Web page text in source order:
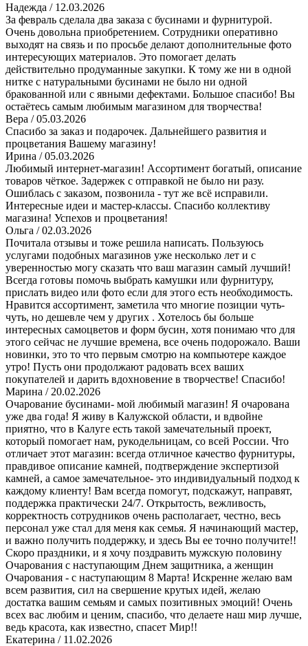
Надежда / 12.03.2026
За февраль сделала два заказа с бусинами и фурнитурой.
Очень довольна приобретением. Сотрудники оперативно
выходят на связь и по просьбе делают дополнительные фото
интересующих материалов. Это помогает делать
действительно продуманные закупки. К тому же ни в одной
нитке с натуральными бусинами не было ни одной
бракованной или с явными дефектами. Большое спасибо! Вы
остаётесь самым любимым магазином для творчества!
Вера / 05.03.2026
Спасибо за заказ и подарочек. Дальнейшего развития и
процветания Вашему магазину!
Ирина / 05.03.2026
Любимый интернет-магазин! Ассортимент богатый, описание
товаров чёткое. Задержек с отправкой не было ни разу.
Ошиблась с заказом, позвонила - тут же всë исправили.
Интересные идеи и мастер-классы. Спасибо коллективу
магазина! Успехов и процветания!
Ольга / 02.03.2026
Почитала отзывы и тоже решила написать. Пользуюсь
услугами подобных магазинов уже несколько лет и с
уверенностью могу сказать что ваш магазин самый лучший!
Всегда готовы помочь выбрать камушки или фурнитуру,
прислать видео или фото если для этого есть необходимость.
Нравится ассортимент, заметила что многие позиции чуть-
чуть, но дешевле чем у других . Хотелось бы больше
интересных самоцветов и форм бусин, хотя понимаю что для
этого сейчас не лучшие времена, все очень подорожало. Ваши
новинки, это то что первым смотрю на компьютере каждое
утро! Пусть они продолжают радовать всех ваших
покупателей и дарить вдохновение в творчестве! Спасибо!
Марина / 20.02.2026
Очарование бусинами- мой любимый магазин! Я очарована
уже два года! Я живу в Калужской области, и вдвойне
приятно, что в Калуге есть такой замечательный проект,
который помогает нам, рукодельницам, со всей России. Что
отличает этот магазин: всегда отличное качество фурнитуры,
правдивое описание камней, подтверждение экспертизой
камней, а самое замечательное- это индивидуальный подход к
каждому клиенту! Вам всегда помогут, подскажут, направят,
поддержка практически 24/7. Открытость, вежливость,
корректность сотрудников очень располагает, честно, весь
персонал уже стал для меня как семья. Я начинающий мастер,
и важно получить поддержку, и здесь Вы ее точно получите!!
Скоро праздники, и я хочу поздравить мужскую половину
Очарования с наступающим Днем защитника, а женщин
Очарования - с наступающим 8 Марта! Искренне желаю вам
всем развития, сил на свершение крутых идей, желаю
достатка вашим семьям и самых позитивных эмоций! Очень
всех вас любим и ценим, спасибо, что делаете наш мир лучше,
ведь красота, как известно, спасет Мир!!
Екатерина / 11.02.2026